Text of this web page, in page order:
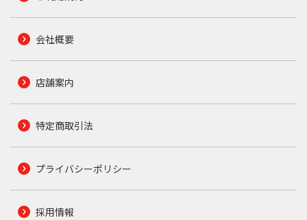
会社概要
店舗案内
特定商取引法
プライバシーポリシー
採用情報